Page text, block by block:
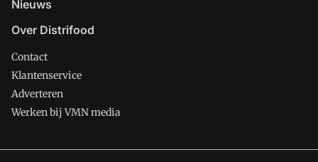
Nieuws
Over Distrifood
Contact
Klantenservice
Adverteren
Werken bij VMN media